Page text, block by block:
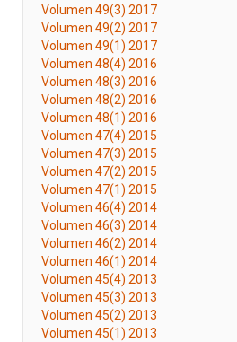
Volumen 49(3) 2017
Volumen 49(2) 2017
Volumen 49(1) 2017
Volumen 48(4) 2016
Volumen 48(3) 2016
Volumen 48(2) 2016
Volumen 48(1) 2016
Volumen 47(4) 2015
Volumen 47(3) 2015
Volumen 47(2) 2015
Volumen 47(1) 2015
Volumen 46(4) 2014
Volumen 46(3) 2014
Volumen 46(2) 2014
Volumen 46(1) 2014
Volumen 45(4) 2013
Volumen 45(3) 2013
Volumen 45(2) 2013
Volumen 45(1) 2013